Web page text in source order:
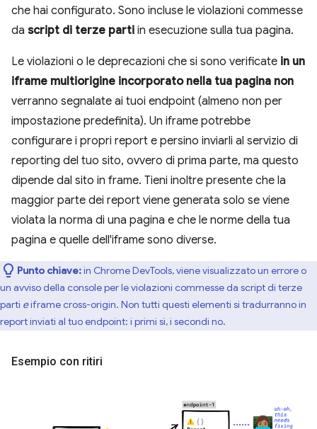
che hai configurato. Sono incluse le violazioni commesse
da script di terze parti in esecuzione sulla tua pagina.
Le violazioni o le deprecazioni che si sono verificate in un
iframe multiorigine incorporato nella tua pagina non
verranno segnalate ai tuoi endpoint (almeno non per
impostazione predefinita). Un iframe potrebbe
configurare i propri report e persino inviarli al servizio di
reporting del tuo sito, ovvero di prima parte, ma questo
dipende dal sito in frame. Tieni inoltre presente che la
maggior parte dei report viene generata solo se viene
violata la norma di una pagina e che le norme della tua
pagina e quelle dell'iframe sono diverse.
Punto chiave:in Chrome DevTools, viene visualizzato un errore o
un avviso della console per le violazioni commesse da script di terze
parti eiframe cross-origin. Non tutti questi elementi si tradurranno in
report inviati al tuo endpoint: i primi sì, i secondi no.
Esempio con ritiri